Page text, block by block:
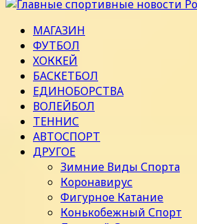
МАГАЗИН
ФУТБОЛ
ХОККЕЙ
БАСКЕТБОЛ
ЕДИНОБОРСТВА
ВОЛЕЙБОЛ
ТЕННИС
АВТОСПОРТ
ДРУГОЕ
Зимние Виды Спорта
Коронавирус
Фигурное Катание
Конькобежный Спорт